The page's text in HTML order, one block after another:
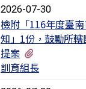
2026-07-30
檢附「116年度臺
知」1份，鼓勵所
提案
訓育組長